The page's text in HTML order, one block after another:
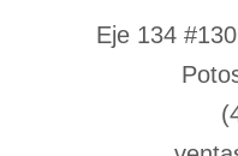
Eje 134